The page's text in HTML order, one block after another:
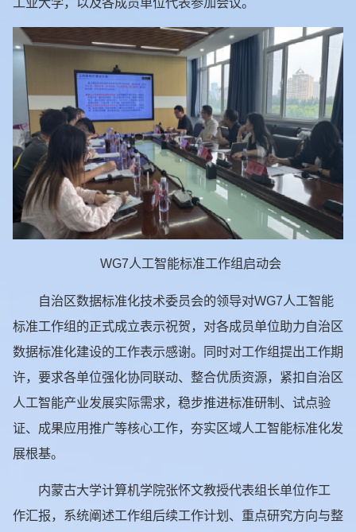
WG7人工智能标准工作组启动会
自治区数据标准化技术委员会的领导对WG7人工智能
标准工作组的正式成立表示祝贺，对各成员单位助力自治区
数据标准化建设的工作表示感谢。同时对工作组提出工作期
许，要求各单位强化协同联动、整合优质资源，紧扣自治区
人工智能产业发展实际需求，稳步推进标准研制、试点验
证、成果应用推广等核心工作，夯实区域人工智能标准化发
展根基。
内蒙古大学计算机学院张怀文教授代表组长单位作工
作汇报，系统阐述工作组后续工作计划、重点研究方向与整